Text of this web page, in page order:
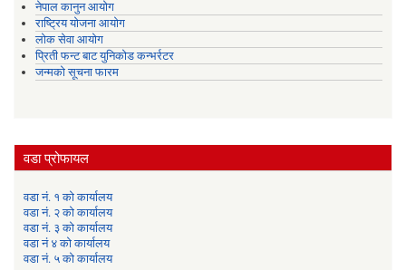
नेपाल कानुन आयोग
राष्ट्रिय योजना आयोग
लोक सेवा आयोग
प्रिती फन्ट बाट युनिकोड कन्भर्रटर
जन्मको सूचना फारम
वडा प्रोफायल
वडा नं. १ को कार्यालय
वडा नं. २ को कार्यालय
वडा नं. ३ को कार्यालय
वडा नं ४ को कार्यालय
वडा नं. ५ को कार्यालय